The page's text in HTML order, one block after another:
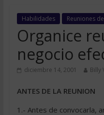
Habilidades Reuniones
Organice
negocio
diciembre 14, 2001 Billy
ANTES DE LA REUNION
1.- Antes de convocarla,